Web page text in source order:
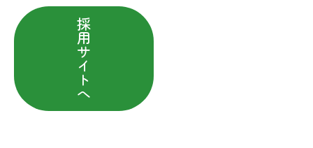
採
用
サ
イ
ト
へ